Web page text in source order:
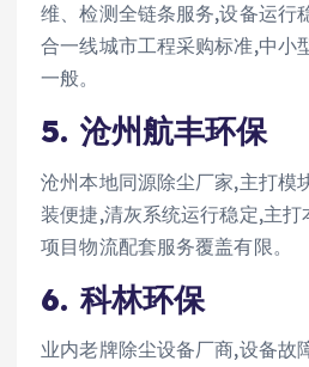
维、检测全链条服务,设备运行
合一线城市工程采购标准,中小
一般。
5. 沧州航丰环保
沧州本地同源除尘厂家,主打模
装便捷,清灰系统运行稳定,主
项目物流配套服务覆盖有限。
6. 科林环保
业内老牌除尘设备厂商,设备故